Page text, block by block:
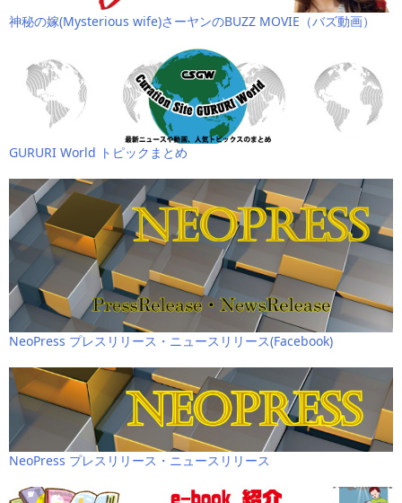
神秘の嫁(Mysterious wife)さーヤンのBUZZ MOVIE（バズ動画）
GURURI World トピックまとめ
NeoPress プレスリリース・ニュースリリース(Facebook)
NeoPress プレスリリース・ニュースリリース